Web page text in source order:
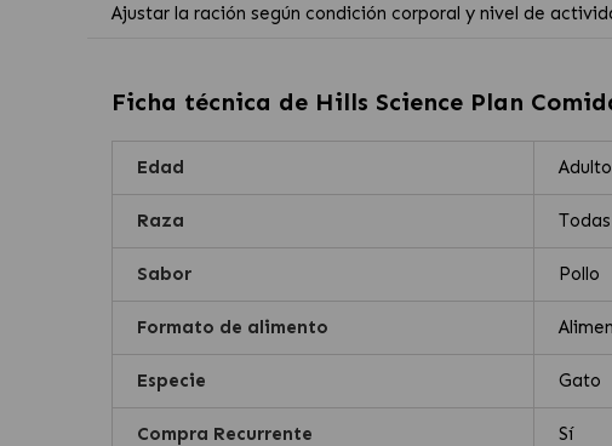
Ajustar la ración según condición corporal y nivel de
Ficha técnica de Hills Science Plan
Edad Adulto
Raza
Sabor Pollo
Formato de alimento
Especie Gato
Compra Recurrente Sí